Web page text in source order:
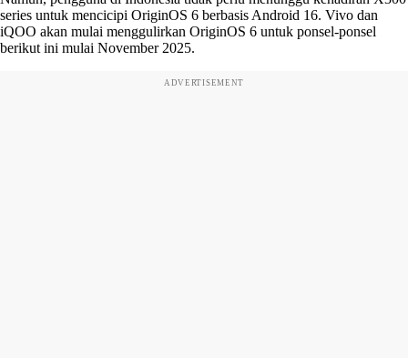
series untuk mencicipi OriginOS 6 berbasis Android 16. Vivo dan
iQOO akan mulai menggulirkan OriginOS 6 untuk ponsel-ponsel
berikut ini mulai November 2025.
ADVERTISEMENT